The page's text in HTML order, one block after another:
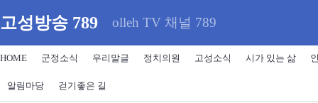
고성방송 789 olleh TV 채널 789
HOME 군정소식 우리말글 정치의원 고성소식 시가 있는 삶
알림마당 걷기좋은 길